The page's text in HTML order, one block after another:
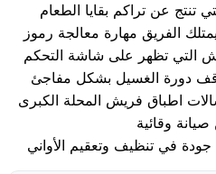
تنتج عن تراكم بقايا الطعام
الفريق مهارة معالجة رموز
التي تظهر على شاشة التحكم
اطباق فريش المحلة الكبرى
صيانة وقائية